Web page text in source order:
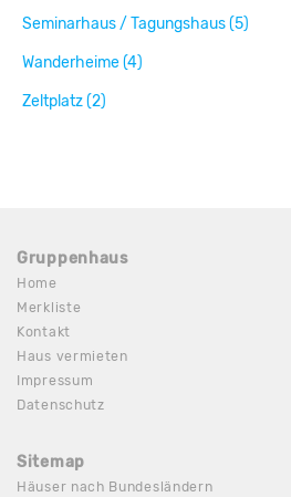
Seminarhaus / Tagungshaus (5)
Wanderheime (4)
Zeltplatz (2)
Gruppenhaus
Home
Merkliste
Kontakt
Haus vermieten
Impressum
Datenschutz
Sitemap
Häuser nach Bundesländern